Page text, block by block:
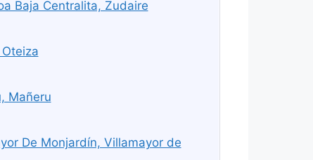
Baja Centralita, Zudaire
Mañeru
De Monjardín, Villamayor de